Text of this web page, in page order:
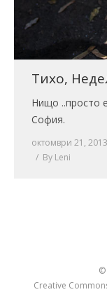
Тихо,
Нищо ..просто
София.
октомври 21, 2013
By Leni
©
Creative